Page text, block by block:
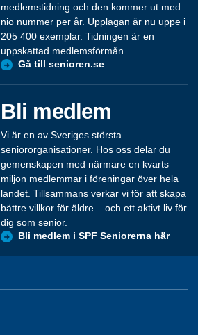
medlemstidning och den kommer ut med
nio nummer per år. Upplagan är nu uppe i
205 400 exemplar. Tidningen är en
uppskattad medlemsförmån.
Gå till senioren.se
Bli medlem
Vi är en av Sveriges största
seniororganisationer. Hos oss delar du
gemenskapen med närmare en kvarts
miljon medlemmar i föreningar över hela
landet. Tillsammans verkar vi för att skapa
bättre villkor för äldre – och ett aktivt liv för
dig som senior.
Bli medlem i SPF Seniorerna här